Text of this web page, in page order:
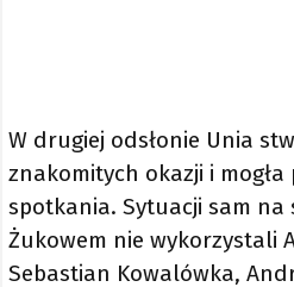
W drugiej odsłonie Unia
znakomitych okazji i
spotkania. Sytuacji sam na
Żukowem nie wykorzystali
Sebastian Kowalówka,